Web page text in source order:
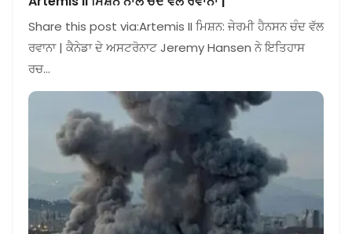
Share this post via:Artemis II ਮਿਸ਼ਨ: ਜੇਰਮੀ ਹੈਨਸਨ ਚੰਦ ਵੱਲ
ਰਵਾਨਾ | ਕੈਨੇਡਾ ਦੇ ਅਸਟਰੋਨਾਟ Jeremy Hansen ਨੇ ਇਤਿਹਾਸ
ਰਚ…